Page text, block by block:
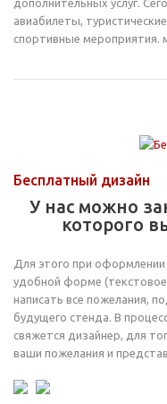
дополнительных услуг.
авиабилеты,
спортивные мероприятия.
Бесплатный дизайн
У нас можно
которого
Для этого при
удобной форме (текстовое
написать все пожелания,
будущего стенда. В
свяжется дизайнер, для
ваши пожелания и